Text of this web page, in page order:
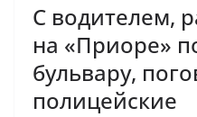
С водителем,
на «Приоре»
бульвару,
полицейские